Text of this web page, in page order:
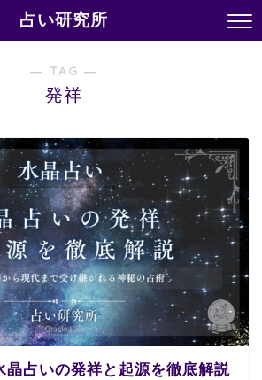
占い研究所
― TAG ―
発祥
晶占いの発祥と起源を徹底解説